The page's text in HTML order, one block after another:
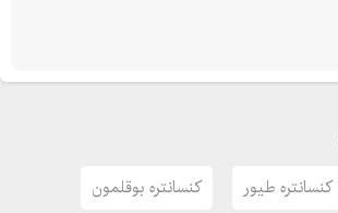
کنسانتره طیور کنسانتره بوقلمون